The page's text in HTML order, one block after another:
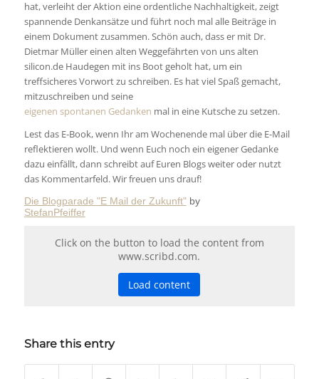
hat, verleiht der Aktion eine ordentliche Nachhaltigkeit, zeigt
spannende Denkansätze und führt noch mal alle Beiträge in
einem Dokument zusammen. Schön auch, dass er mit Dr.
Dietmar Müller einen alten Weggefährten von uns alten
silicon.de Haudegen mit ins Boot geholt hat, um ein
treffsicheres Vorwort zu schreiben. Es hat viel Spaß gemacht,
mitzuschreiben und seine
eigenen spontanen Gedanken mal in eine Kutsche zu setzen.
Lest das E-Book, wenn Ihr am Wochenende mal über die E-Mail
reflektieren wollt. Und wenn Euch noch ein eigener Gedanke
dazu einfällt, dann schreibt auf Euren Blogs weiter oder nutzt
das Kommentarfeld. Wir freuen uns drauf!
Die Blogparade "E Mail der Zukunft"by
StefanPfeiffer
Click on the button to load the content from
www.scribd.com.
Load content
Share this entry